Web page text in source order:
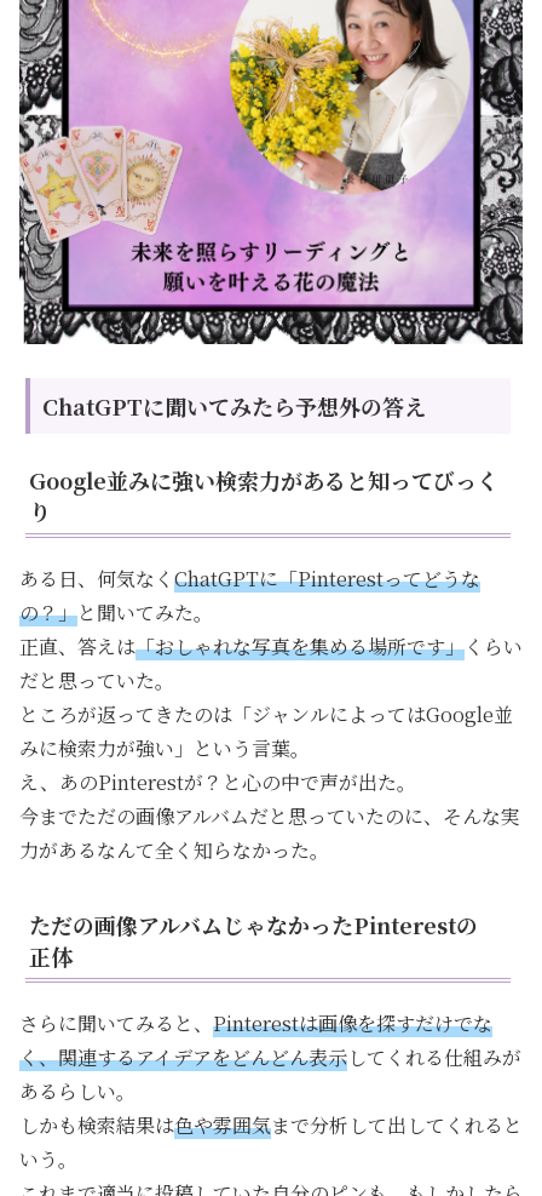
ChatGPTに聞いてみたら予想外の答え
Google並みに強い検索力があると知ってびっく
り
ある日、何気なく ChatGPTに「Pinterestってどうな
の？」と聞いてみた。
正直、答えは「おしゃれな写真を集める場所です」くらい
だと思っていた。
ところが返ってきたのは「ジャンルによってはGoogle並
みに検索力が強い」という言葉。
え、あのPinterestが？と心の中で声が出た。
今までただの画像アルバムだと思っていたのに、そんな実
力があるなんて全く知らなかった。
ただの画像アルバムじゃなかったPinterestの
正体
さらに聞いてみると、 Pinterestは画像を探すだけでな
く、関連するアイデアをどんどん表示してくれる仕組みが
あるらしい。
しかも検索結果は色や雰囲気まで分析して出してくれると
いう。